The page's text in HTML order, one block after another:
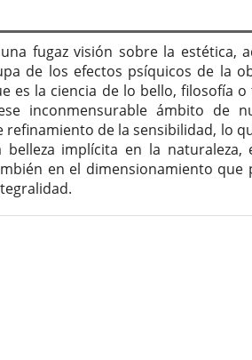
fugaz visión sobre la estética,
de los efectos psíquicos de la
es la ciencia de lo bello, filosofía o
inconmensurable ámbito de
de la sensibilidad, lo
implícita en la naturaleza,
en el dimensionamiento que